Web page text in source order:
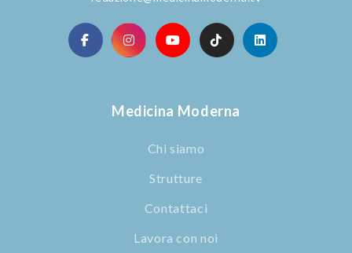
Medicina Moderna
Chi siamo
Strutture
Contattaci
Lavora con noi